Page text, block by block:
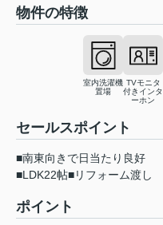
物件の特徴
室内洗濯機
置場
TVモニタ
付きインタ
ーホン
セールスポイント
■南東向きで日当たり良好
■LDK22帖■リフォーム渡し
ポイント